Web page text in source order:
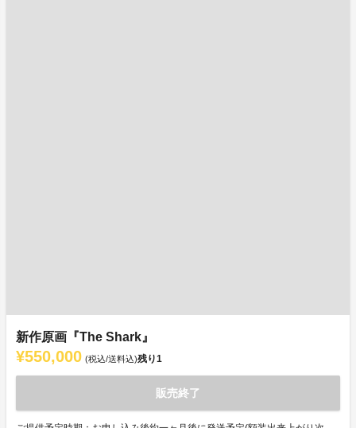
新作原画『The Shark』
¥550,000 (税込/送料込)残り1
販売終了